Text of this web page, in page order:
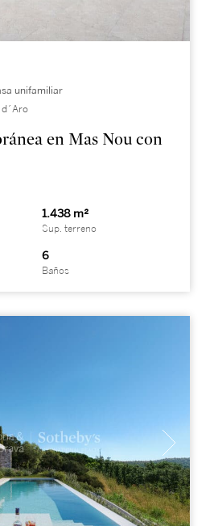
unifamiliar
en Mas Nou con
1.438 m²
Sup. terreno
6
Baños